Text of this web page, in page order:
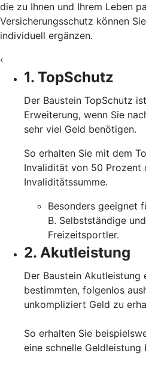
die zu Ihnen und Ihrem Leben
Versicherungsschutz können
individuell ergänzen.
‹
1. TopSchutz
Der Baustein TopSchutz
Erweiterung, wenn Sie
sehr viel Geld benötigen.
So erhalten Sie mit dem
Invalidität von 50 Prozent
Invaliditätssumme.
Besonders geeignet
B. Selbstständige
Freizeitsportler.
2. Akutleistung
Der Baustein Akutleistung
bestimmten, folgenlos
unkompliziert Geld zu
So erhalten Sie
eine schnelle Geldleistung